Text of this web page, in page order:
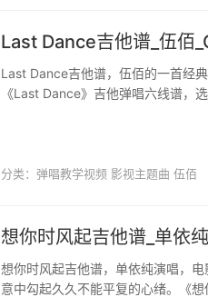
Last Dance吉他谱_伍佰
Last Dance吉他谱，伍佰的一首经
《Last Dance》吉他弹唱六线谱，
分类： 弹唱教学视频 影视主题曲 伍佰
想你时风起吉他谱_单依
想你时风起吉他谱，单依纯演唱，
意中勾起久久不能平复的心绪。《